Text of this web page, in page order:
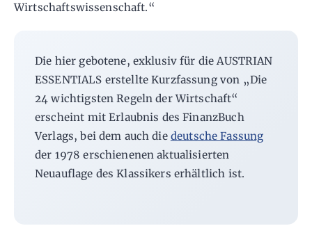
Wirtschaftswissenschaft.“
Die hier gebotene, exklusiv für die AUSTRIAN
ESSENTIALS erstellte Kurzfassung von „Die
24 wichtigsten Regeln der Wirtschaft“
erscheint mit Erlaubnis des FinanzBuch
Verlags, bei dem auch die deutsche Fassung
der 1978 erschienenen aktualisierten
Neuauflage des Klassikers erhältlich ist.